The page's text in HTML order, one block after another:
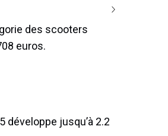
des scooters
euros.
développe jusqu’à 2.2